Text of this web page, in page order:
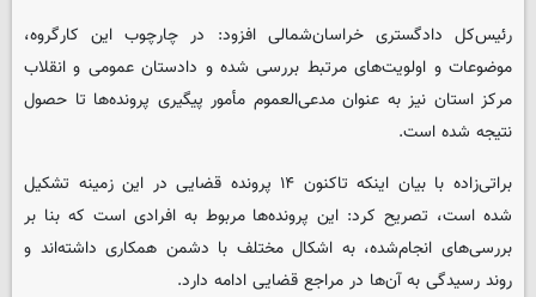
رئیس‌کل دادگستری خراسان‌شمالی افزود: در چارچوب این کارگروه،
موضوعات و اولویت‌های مرتبط بررسی شده و دادستان عمومی و انقلاب
مرکز استان نیز به عنوان مدعی‌العموم مأمور پیگیری پرونده‌ها تا حصول
نتیجه شده است.
براتی‌زاده با بیان اینکه تاکنون ۱۴ پرونده قضایی در این زمینه تشکیل
شده است، تصریح کرد: این پرونده‌ها مربوط به افرادی است که بنا بر
بررسی‌های انجام‌شده، به اشکال مختلف با دشمن همکاری داشته‌اند و
روند رسیدگی به آن‌ها در مراجع قضایی ادامه دارد.